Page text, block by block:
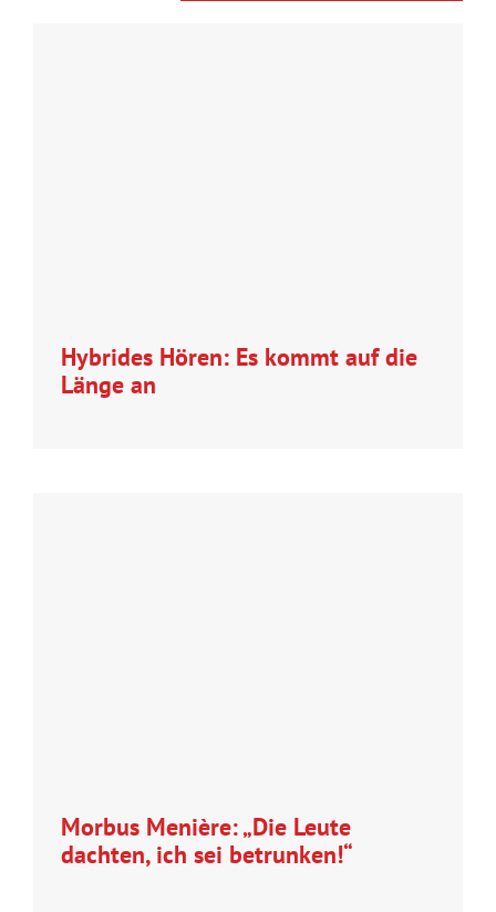
Hybrides Hören: Es kommt auf die
Länge an
Morbus Menière: „Die Leute
dachten, ich sei betrunken!“